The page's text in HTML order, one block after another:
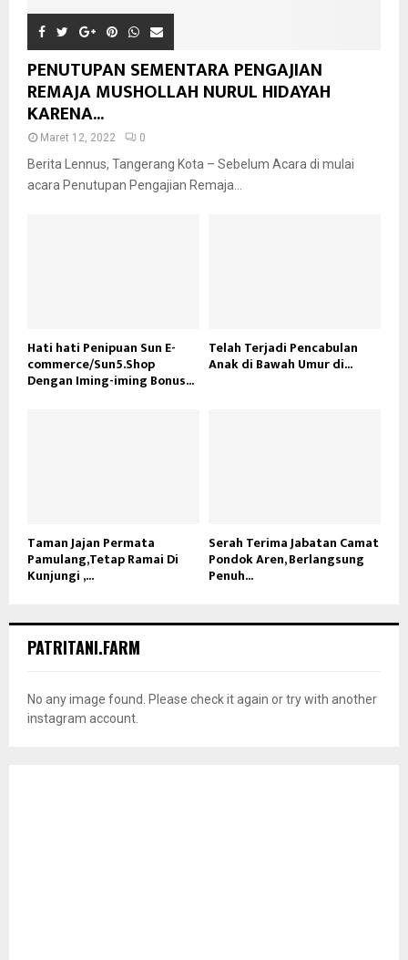
PENUTUPAN SEMENTARA PENGAJIAN
REMAJA MUSHOLLAH NURUL HIDAYAH
KARENA...
Maret 12, 2022 0
Berita Lennus, Tangerang Kota – Sebelum Acara di mulai
acara Penutupan Pengajian Remaja...
Hati hati Penipuan Sun E-
commerce/Sun5.Shop
Dengan Iming-iming Bonus...
Telah Terjadi Pencabulan
Anak di Bawah Umur di...
Taman Jajan Permata
Pamulang,Tetap Ramai Di
Kunjungi ,...
Serah Terima Jabatan Camat
Pondok Aren, Berlangsung
Penuh...
PATRITANI.FARM
No any image found. Please check it again or try with another
instagram account.